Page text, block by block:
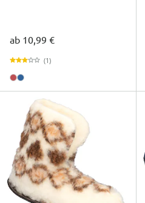
ab 10,99 €
(1)